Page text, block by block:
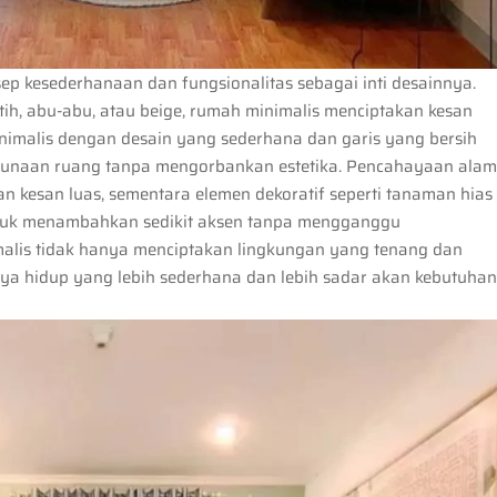
kesederhanaan dan fungsionalitas sebagai inti desainnya.
abu-abu, atau beige, rumah minimalis menciptakan kesan
dengan desain yang sederhana dan garis yang bersih
ruang tanpa mengorbankan estetika. Pencahayaan
kesan luas, sementara elemen dekoratif seperti tanaman hias
menambahkan sedikit aksen tanpa mengganggu
tidak hanya menciptakan lingkungan yang tenang dan
hidup yang lebih sederhana dan lebih sadar akan kebutuhan